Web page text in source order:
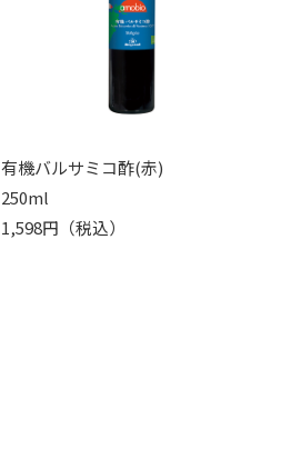
有機バルサミコ酢(赤)
250ml
1,598円（税込）